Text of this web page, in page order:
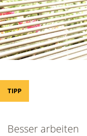
TIPP
Besser arbeiten